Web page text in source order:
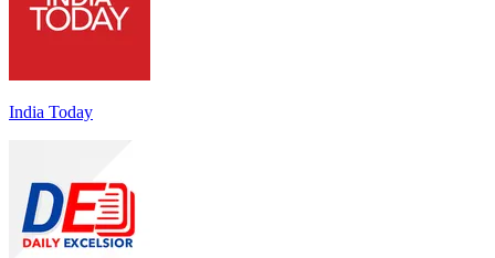
India Today